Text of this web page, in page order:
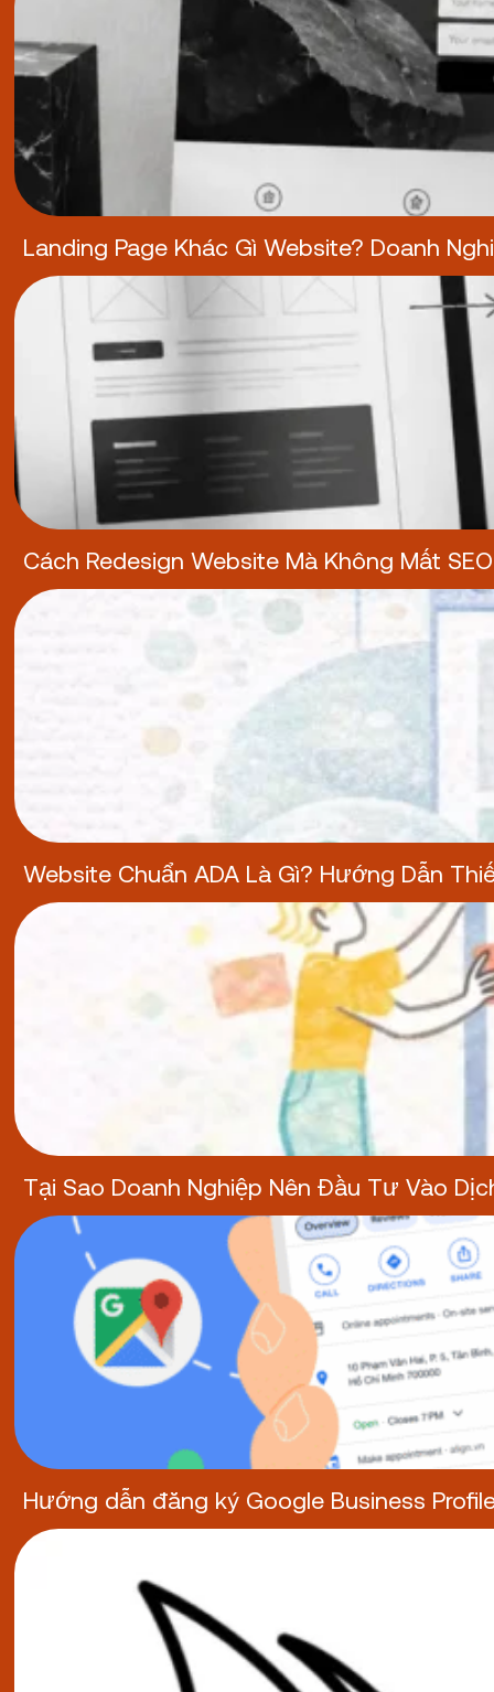
Landing Page Khác Gì Website? Doanh
Cách Redesign Website Mà Không Mất SEO
Website Chuẩn ADA Là Gì? Hướng Dẫn
Tại Sao Doanh Nghiệp Nên Đầu Tư Vào
Hướng dẫn đăng ký Google Business